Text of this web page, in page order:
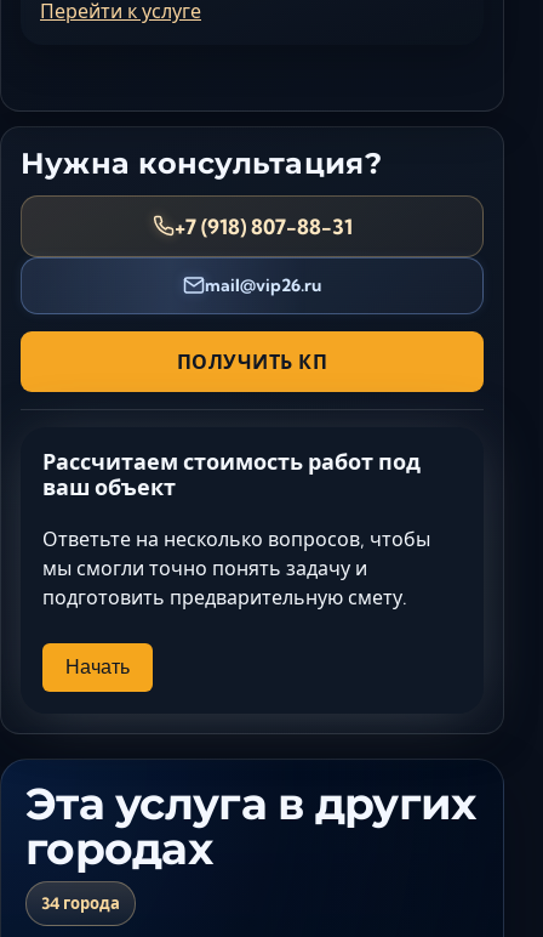
Перейти к услуге
Нужна консультация?
+7 (918) 807-88-31
mail@vip26.ru
ПОЛУЧИТЬ КП
Рассчитаем стоимость работ под
ваш объект
Ответьте на несколько вопросов, чтобы
мы смогли точно понять задачу и
подготовить предварительную смету.
Начать
Эта услуга в других
городах
34 города